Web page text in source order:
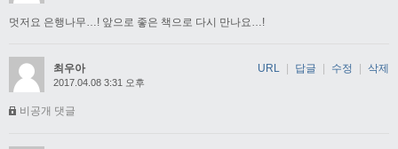
멋저요 은행나무…! 앞으로 좋은 책으로 다시 만나요…!
최우아
2017.04.08 3:31 오후
비공개 댓글
URL 답글 수정 삭제